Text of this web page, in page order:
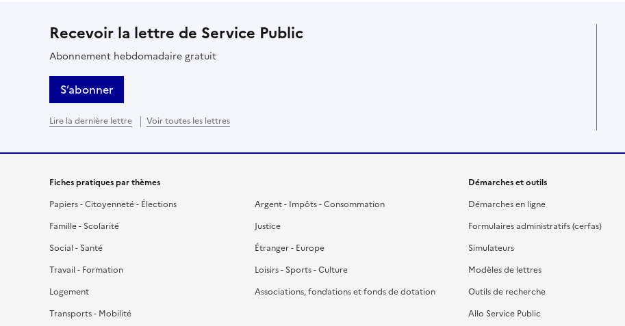
Recevoir la lettre de Service Public
Abonnement hebdomadaire gratuit
S’abonner
Lire la dernière lettre Voir toutes les lettres
Fiches pratiques par thèmes
Papiers - Citoyenneté - Élections
Famille - Scolarité
Social - Santé
Travail - Formation
Logement
Transports - Mobilité
Argent - Impôts - Consommation
Justice
Étranger - Europe
Loisirs - Sports - Culture
Associations, fondations et fonds de dotation
Démarches et outils
Démarches en ligne
Formulaires administratifs (cerfas)
Simulateurs
Modèles de lettres
Outils de recherche
Allo Service Public